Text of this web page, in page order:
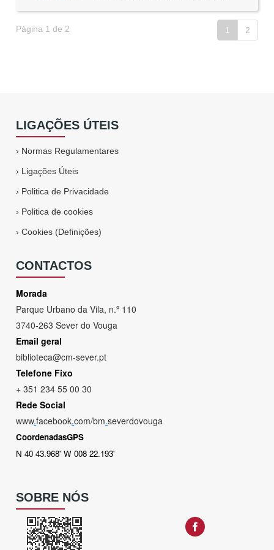
Página 1 de 2 1 2
LIGAÇÕES ÚTEIS
› Normas Regulamentares
› Ligações Úteis
› Politica de Privacidade
› Politica de cookies
›Cookies (Definições)
CONTACTOS
Morada
Parque Urbano da Vila, n.º 110
3740-263 Sever do Vouga
Email geral
biblioteca@cm-sever.pt
Telefone Fixo
+ 351 234 55 00 30
Rede Social
www.facebook.com/bm.severdovouga
CoordenadasGPS
N 40 43.968' W 008 22.193'
SOBRE NÓS